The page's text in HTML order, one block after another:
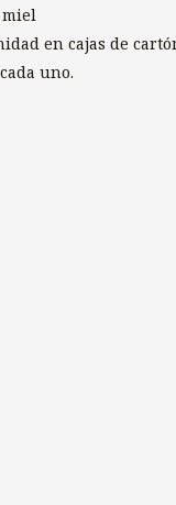
miel
en cajas de
uno.